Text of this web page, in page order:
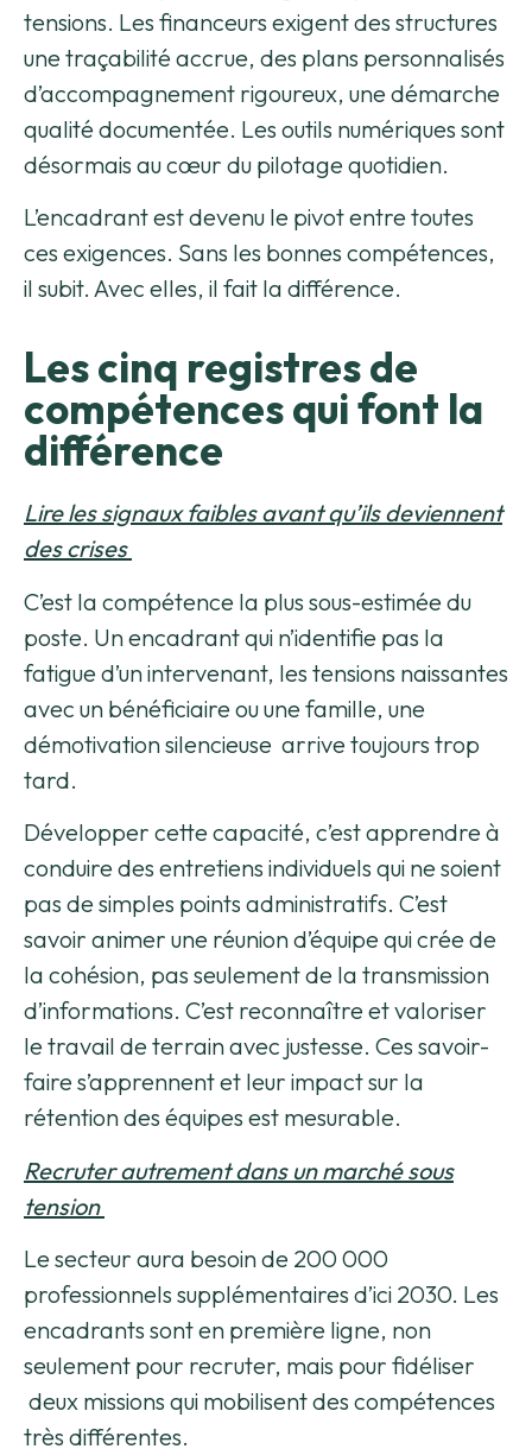
tensions. Les financeurs exigent des structures
une traçabilité accrue, des plans personnalisés
d’accompagnement rigoureux, une démarche
qualité documentée. Les outils numériques sont
désormais au cœur du pilotage quotidien.
L’encadrant est devenu le pivot entre toutes
ces exigences. Sans les bonnes compétences,
il subit. Avec elles, il fait la différence.
Les cinq registres de
compétences qui font la
différence
Lire les signaux faibles avant qu’ils deviennent
des crises
C’est la compétence la plus sous-estimée du
poste. Un encadrant qui n’identifie pas la
fatigue d’un intervenant, les tensions naissantes
avec un bénéficiaire ou une famille, une
démotivation silencieuse arrive toujours trop
tard.
Développer cette capacité, c’est apprendre à
conduire des entretiens individuels qui ne soient
pas de simples points administratifs. C’est
savoir animer une réunion d’équipe qui crée de
la cohésion, pas seulement de la transmission
d’informations. C’est reconnaître et valoriser
le travail de terrain avec justesse. Ces savoir-
faire s’apprennent et leur impact sur la
rétention des équipes est mesurable.
Recruter autrement dans un marché sous
tension
Le secteur aura besoin de 200 000
professionnels supplémentaires d’ici 2030. Les
encadrants sont en première ligne, non
seulement pour recruter, mais pour fidéliser
deux missions qui mobilisent des compétences
très différentes.